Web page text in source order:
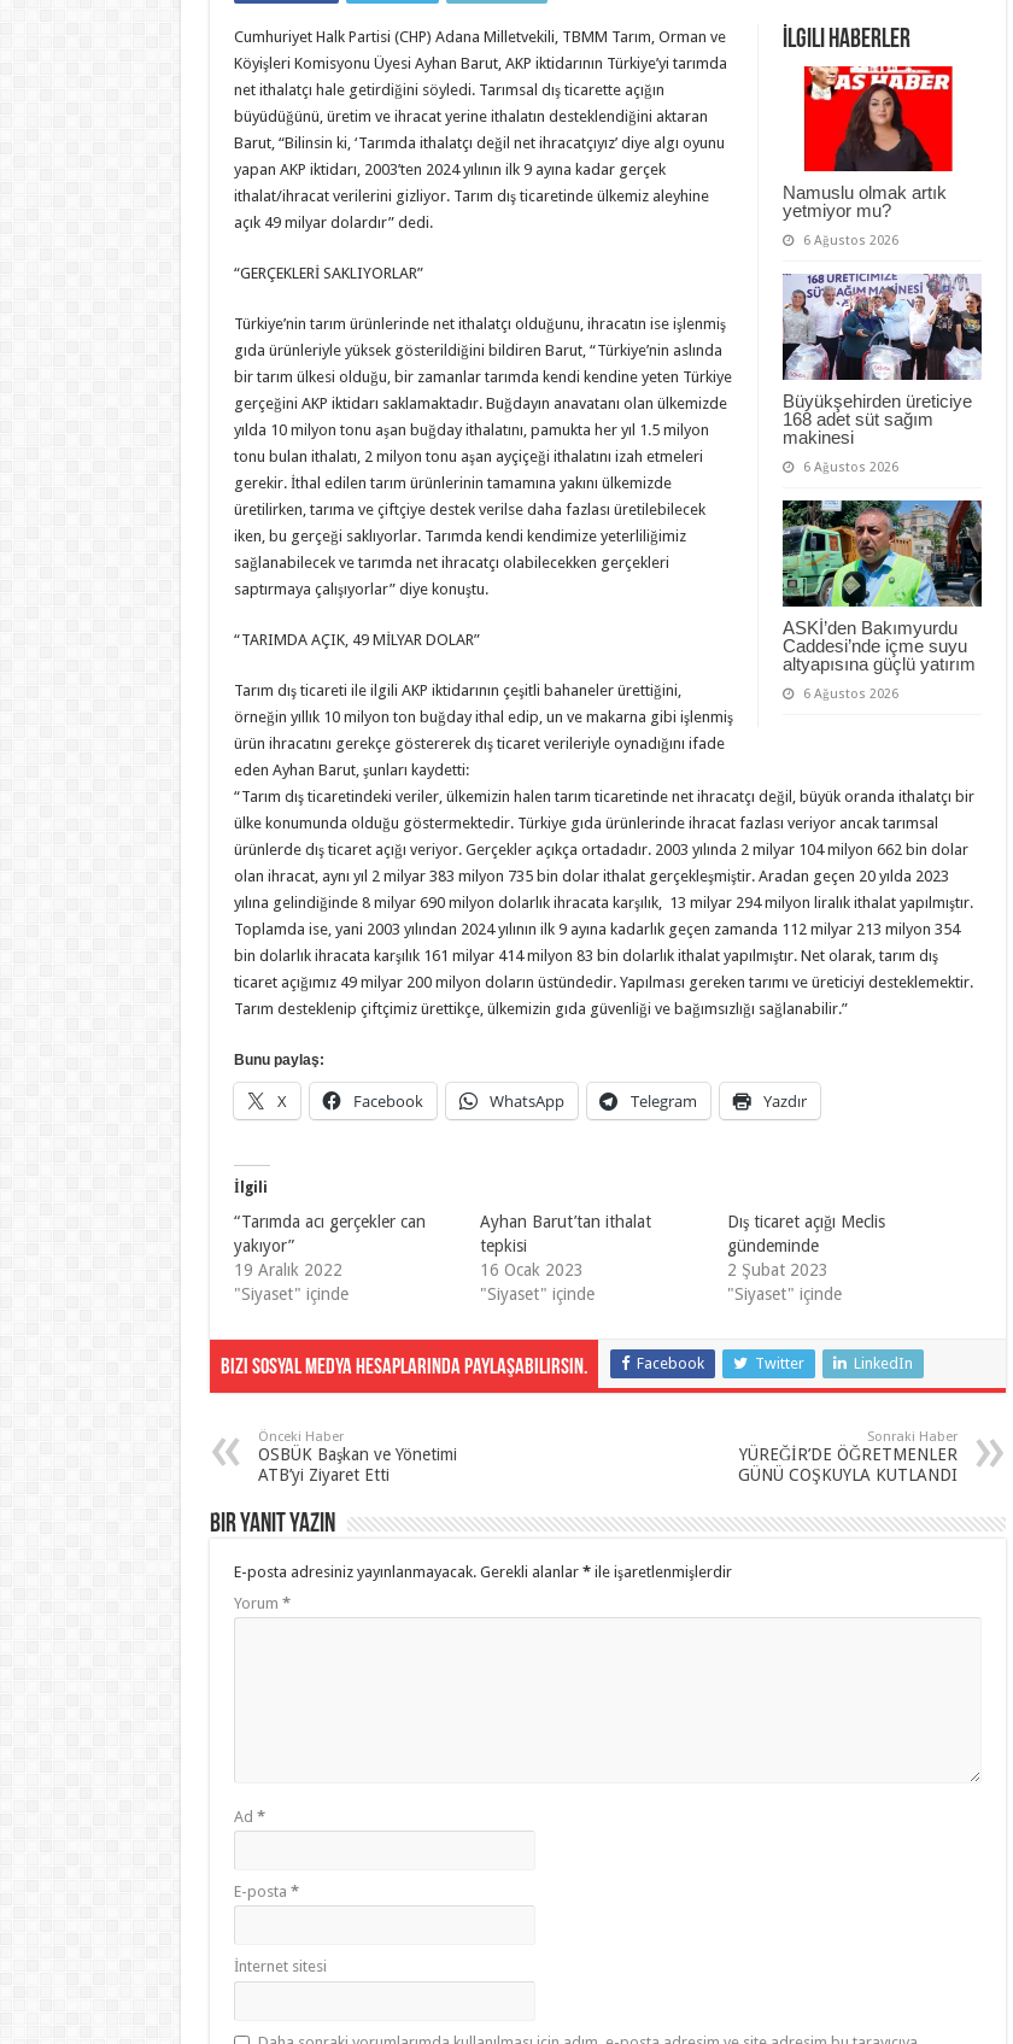
İlgili Haberler
Namuslu olmak artık
yetmiyor mu?
6 Ağustos 2026
Büyükşehirden üreticiye
168 adet süt sağım
makinesi
6 Ağustos 2026
ASKİ’den Bakımyurdu
Caddesi’nde içme suyu
altyapısına güçlü yatırım
6 Ağustos 2026
Cumhuriyet Halk Partisi (CHP) Adana Milletvekili, TBMM Tarım, Orman ve
Köyişleri Komisyonu Üyesi Ayhan Barut, AKP iktidarının Türkiye’yi tarımda
net ithalatçı hale getirdiğini söyledi. Tarımsal dış ticarette açığın
büyüdüğünü, üretim ve ihracat yerine ithalatın desteklendiğini aktaran
Barut, “Bilinsin ki, ‘Tarımda ithalatçı değil net ihracatçıyız’ diye algı oyunu
yapan AKP iktidarı, 2003’ten 2024 yılının ilk 9 ayına kadar gerçek
ithalat/ihracat verilerini gizliyor. Tarım dış ticaretinde ülkemiz aleyhine
açık 49 milyar dolardır” dedi.
“GERÇEKLERİ SAKLIYORLAR”
Türkiye’nin tarım ürünlerinde net ithalatçı olduğunu, ihracatın ise işlenmiş
gıda ürünleriyle yüksek gösterildiğini bildiren Barut, “Türkiye’nin aslında
bir tarım ülkesi olduğu, bir zamanlar tarımda kendi kendine yeten Türkiye
gerçeğini AKP iktidarı saklamaktadır. Buğdayın anavatanı olan ülkemizde
yılda 10 milyon tonu aşan buğday ithalatını, pamukta her yıl 1.5 milyon
tonu bulan ithalatı, 2 milyon tonu aşan ayçiçeği ithalatını izah etmeleri
gerekir. İthal edilen tarım ürünlerinin tamamına yakını ülkemizde
üretilirken, tarıma ve çiftçiye destek verilse daha fazlası üretilebilecek
iken, bu gerçeği saklıyorlar. Tarımda kendi kendimize yeterliliğimiz
sağlanabilecek ve tarımda net ihracatçı olabilecekken gerçekleri
saptırmaya çalışıyorlar” diye konuştu.
“TARIMDA AÇIK, 49 MİLYAR DOLAR”
Tarım dış ticareti ile ilgili AKP iktidarının çeşitli bahaneler ürettiğini,
örneğin yıllık 10 milyon ton buğday ithal edip, un ve makarna gibi işlenmiş
ürün ihracatını gerekçe göstererek dış ticaret verileriyle oynadığını ifade
eden Ayhan Barut, şunları kaydetti:
“Tarım dış ticaretindeki veriler, ülkemizin halen tarım ticaretinde net ihracatçı değil, büyük oranda ithalatçı bir
ülke konumunda olduğu göstermektedir. Türkiye gıda ürünlerinde ihracat fazlası veriyor ancak tarımsal
ürünlerde dış ticaret açığı veriyor. Gerçekler açıkça ortadadır. 2003 yılında 2 milyar 104 milyon 662 bin dolar
olan ihracat, aynı yıl 2 milyar 383 milyon 735 bin dolar ithalat gerçekleşmiştir. Aradan geçen 20 yılda 2023
yılına gelindiğinde 8 milyar 690 milyon dolarlık ihracata karşılık, 13 milyar 294 milyon liralık ithalat yapılmıştır.
Toplamda ise, yani 2003 yılından 2024 yılının ilk 9 ayına kadarlık geçen zamanda 112 milyar 213 milyon 354
bin dolarlık ihracata karşılık 161 milyar 414 milyon 83 bin dolarlık ithalat yapılmıştır. Net olarak, tarım dış
ticaret açığımız 49 milyar 200 milyon doların üstündedir. Yapılması gereken tarımı ve üreticiyi desteklemektir.
Tarım desteklenip çiftçimiz ürettikçe, ülkemizin gıda güvenliği ve bağımsızlığı sağlanabilir.”
Bunu paylaş:
X Facebook WhatsApp Telegram Yazdır
İlgili
“Tarımda acı gerçekler can
yakıyor”
19 Aralık 2022
"Siyaset" içinde
Ayhan Barut’tan ithalat
tepkisi
16 Ocak 2023
"Siyaset" içinde
Dış ticaret açığı Meclis
gündeminde
2 Şubat 2023
"Siyaset" içinde
Bizi Sosyal Medya Hesaplarında Paylaşabilirsin. Facebook Twitter LinkedIn
Önceki Haber
OSBÜK Başkan ve Yönetimi
ATB’yi Ziyaret Etti
Sonraki Haber
YÜREĞİR’DE ÖĞRETMENLER
GÜNÜ COŞKUYLA KUTLANDI
Bir yanıt yazın
E-posta adresiniz yayınlanmayacak. Gerekli alanlar *ile işaretlenmişlerdir
Yorum *
Ad *
E-posta *
İnternet sitesi